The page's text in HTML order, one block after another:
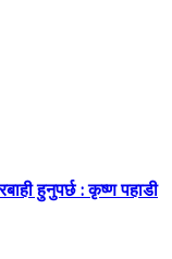
हुनुपर्छ : कृष्ण पहाडी